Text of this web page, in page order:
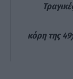
κόρη της